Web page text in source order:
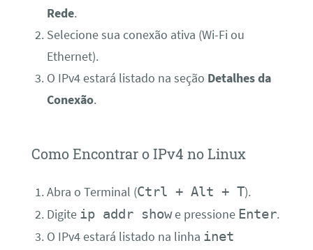
Rede.
Selecione sua conexão ativa (Wi-Fi ou
Ethernet).
O IPv4 estará listado na seção Detalhes da
Conexão.
Como Encontrar o IPv4 no Linux
Abra o Terminal (Ctrl + Alt + T).
Digite ip addr showe pressione Enter.
O IPv4 estará listado na linha inet